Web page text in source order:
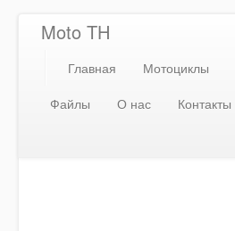
Moto TH
Главная Мотоциклы
Файлы
О нас
Контакты